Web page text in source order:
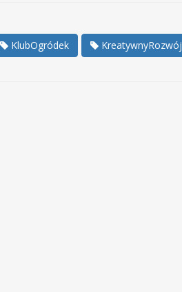
KlubOgródek KreatywnyRozwój